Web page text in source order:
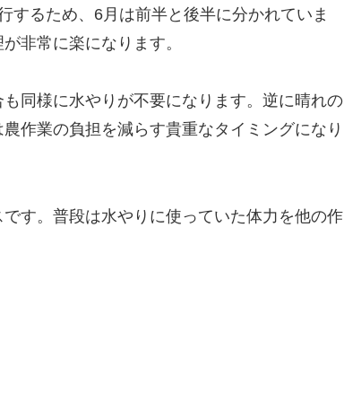
するため、6月は前半と後半に分かれていま
非常に楽になります。
同様に水やりが不要になります。逆に晴れの
作業の負担を減らす貴重なタイミングになり
す。普段は水やりに使っていた体力を他の作